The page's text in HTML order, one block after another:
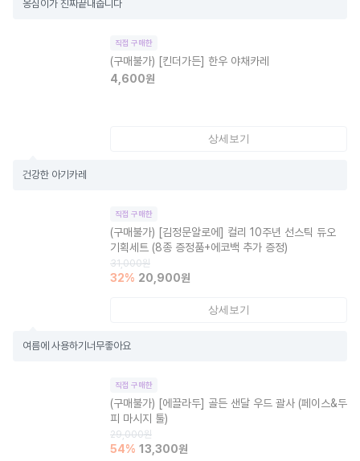
옹심이가 진짜끝내줍니다
직접 구매한
(구매불가) [킨더가든] 한우 야채카레
4,600원
상세보기
건강한 아기카레
직접 구매한
(구매불가) [김정문알로에] 컬리 10주년 선스틱 듀오
기획세트 (8종 증정품+에코백 추가 증정)
31,000원
32% 20,900원
상세보기
여름에 사용하기너무좋아요
직접 구매한
(구매불가) [에끌라두] 골든 샌달 우드 괄사 (페이스&두
피 마시지 툴)
29,000원
54% 13,300원